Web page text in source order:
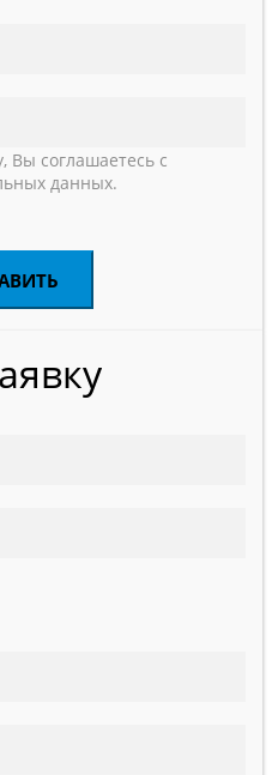
Вы соглашаетесь с
данных.